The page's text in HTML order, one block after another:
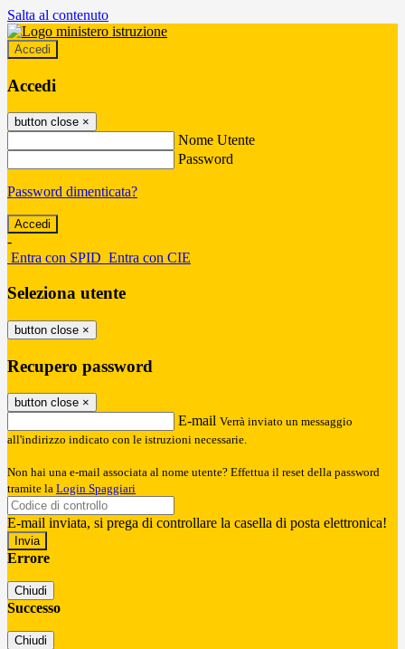
Salta al contenuto
Accedi
Accedi
button close ×
Nome Utente
Password
Password dimenticata?
-
Entra con SPID Entra con CIE
Seleziona utente
button close ×
Recupero password
button close ×
E-mail Verrà inviato un messaggio
all'indirizzo indicato con le istruzioni necessarie.
Non hai una e-mail associata al nome utente? Effettua il reset della password
tramite la Login Spaggiari
E-mail inviata, si prega di controllare la casella di posta elettronica!
Errore
Chiudi
Successo
Chiudi